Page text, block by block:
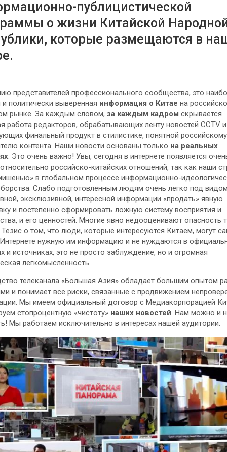
публицистической
о жизни Китайской
которые размещаются в
представителей профессионального сообщества, это
и политически выверенная информация о Китае на
рынке. За каждым словом, за каждым кадром скрывается
работа редакторов, обрабатывающих ленту новостей CCTV и
финальный продукт в стилистике, понятной российскому
контента. Наши новости основаны только на реальных
. Это очень важно! Увы, сегодня в интернете появляется
российско-китайских отношений, так как наши
в глобальном процессе информационно-
Слабо подготовленным людям очень легко под
эксклюзивной, интересной информации «продать» явную
и постепенно сформировать ложную систему восприятия и
и его ценностей. Многие явно недооценивают опасность
о том, что люди, которые интересуются Китаем, могут
нужную им информацию и не нуждаются в
и источниках, это не просто заблуждение, но и огромная
легкомысленность.
телеканала «Большая Азия» обладает большим опытом
и понимает все риски, связанные с продвижением
Мы имеем официальный договор с Медиакорпорацией
стопроцентную «чистоту» наших новостей. Нам можно и
Мы работаем исключительно в интересах нашей аудитории.